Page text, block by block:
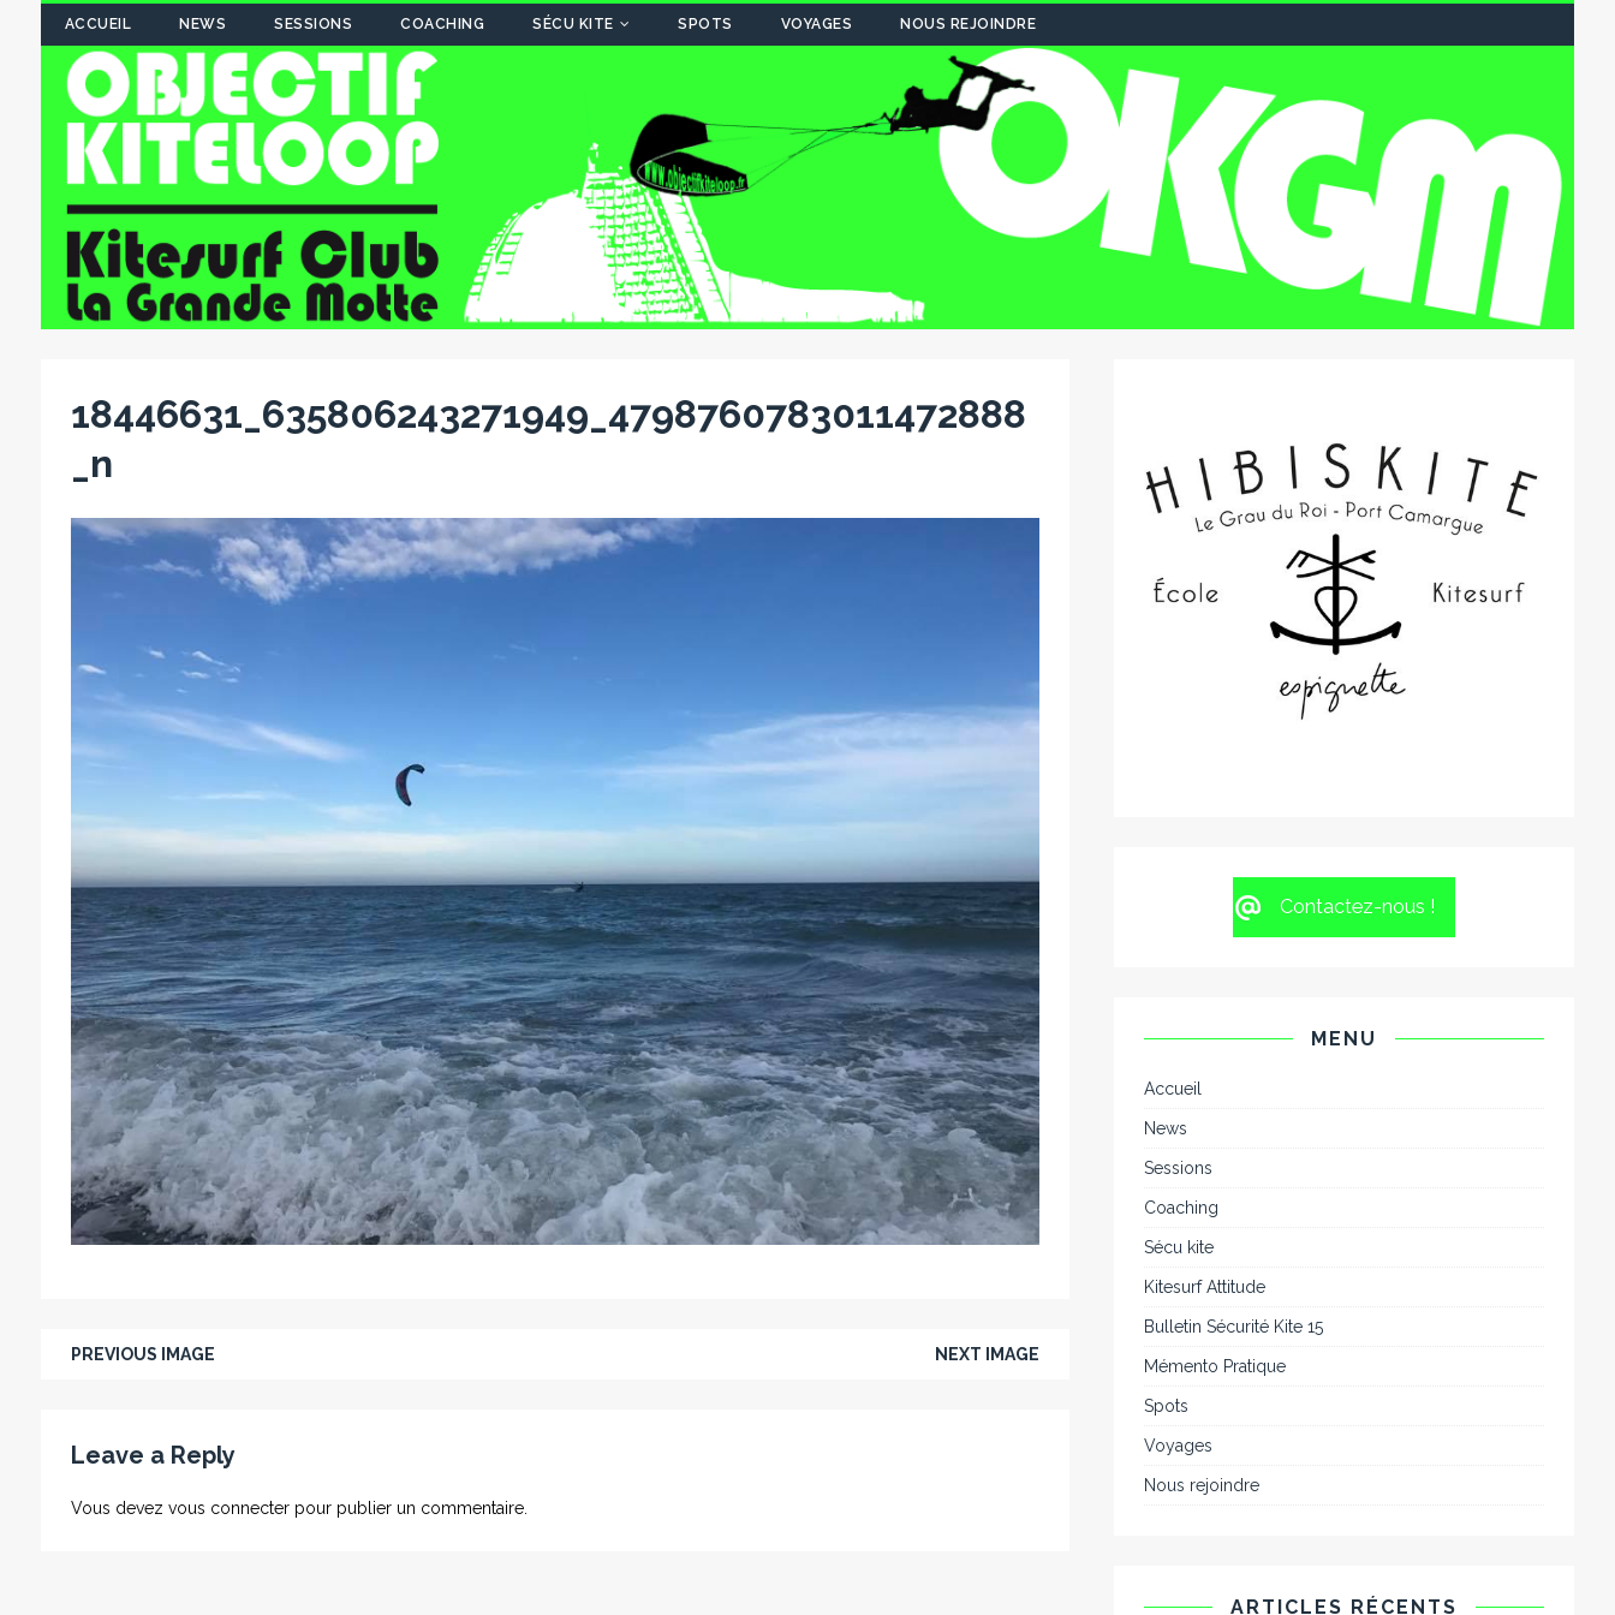
ACCUEIL NEWS SESSIONS COACHING SÉCU KITE SPOTS VOYAGES NOUS REJOINDRE
18446631_635806243271949_4798760783011472888
_n
PREVIOUS IMAGE NEXT IMAGE
Leave a Reply
Vous devez vous connecterpour publier un commentaire.
Contactez-nous !
MENU
Accueil
News
Sessions
Coaching
Sécu kite
Kitesurf Attitude
Bulletin Sécurité Kite 15
Mémento Pratique
Spots
Voyages
Nous rejoindre
ARTICLES RÉCENTS